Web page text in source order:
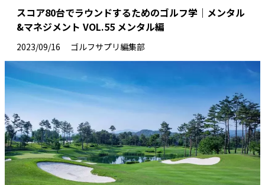
スコア80台でラウンドするためのゴルフ学｜メンタル
&マネジメント VOL.55 メンタル編
2023/09/16 ゴルフサプリ編集部